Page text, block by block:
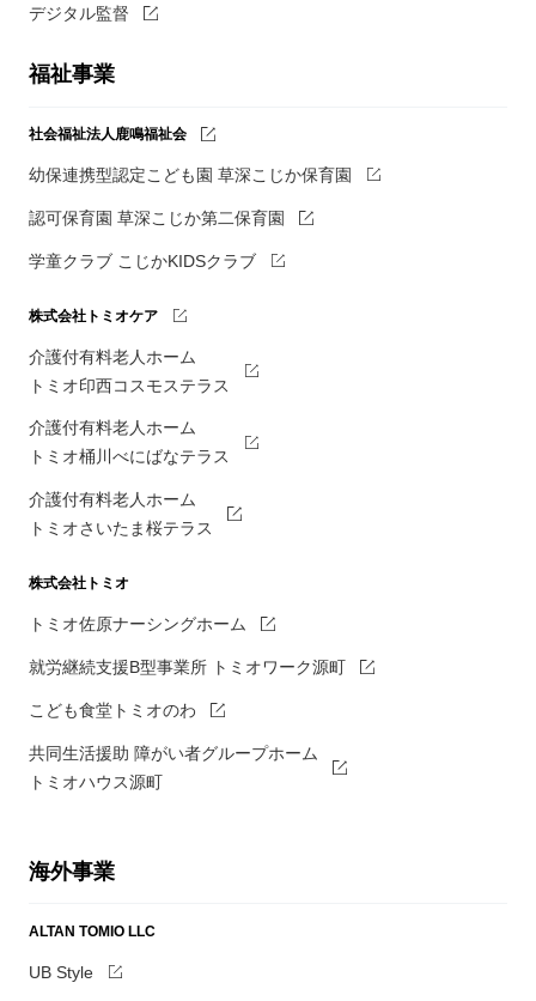
デジタル監督
福祉事業
社会福祉法人鹿鳴福祉会
幼保連携型認定こども園 草深こじか保育園
認可保育園 草深こじか第二保育園
学童クラブ こじかKIDSクラブ
株式会社トミオケア
介護付有料老人ホーム
トミオ印西コスモステラス
介護付有料老人ホーム
トミオ桶川べにばなテラス
介護付有料老人ホーム
トミオさいたま桜テラス
株式会社トミオ
トミオ佐原ナーシングホーム
就労継続支援B型事業所 トミオワーク源町
こども食堂トミオのわ
共同生活援助 障がい者グループホーム
トミオハウス源町
海外事業
ALTAN TOMIO LLC
UB Style